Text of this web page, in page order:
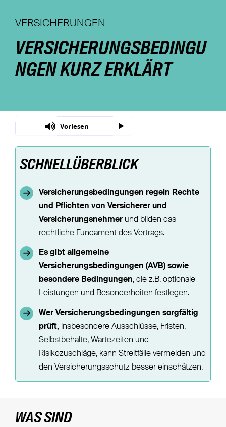
Magazin
VERSICHERUNGEN
VERSICHERUNGSBEDINGU
NGEN KURZ ERKLÄRT
Vorlesen
SCHNELLÜBERBLICK
Versicherungsbedingungen regeln Rechte
und Pflichten von Versicherer und
Versicherungsnehmer und bilden das
rechtliche Fundament des Vertrags.
Es gibt allgemeine
Versicherungsbedingungen (AVB) sowie
besondere Bedingungen, die z.B. optionale
Leistungen und Besonderheiten festlegen.
Wer Versicherungsbedingungen sorgfältig
prüft, insbesondere Ausschlüsse, Fristen,
Selbstbehalte, Wartezeiten und
Risikozuschläge, kann Streitfälle vermeiden und
den Versicherungsschutz besser einschätzen.
WAS SIND